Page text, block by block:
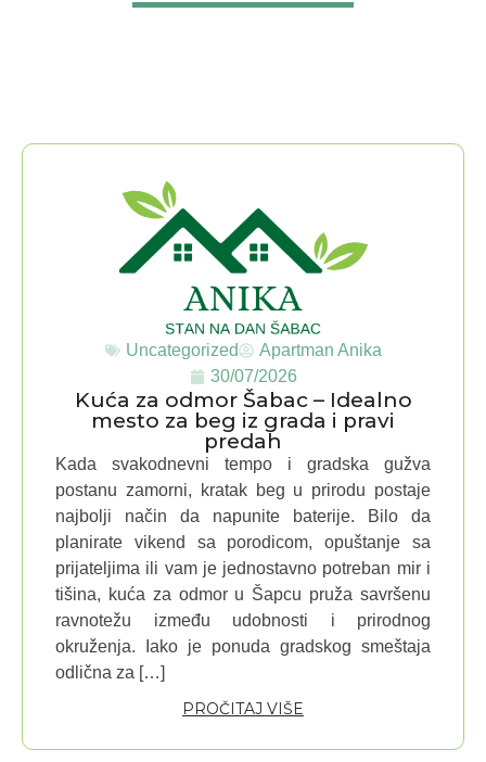
Uncategorized
Apartman Anika
30/07/2026
Kuća za odmor Šabac – Idealno
mesto za beg iz grada i pravi
predah
Kada svakodnevni tempo i gradska gužva
postanu zamorni, kratak beg u prirodu postaje
najbolji način da napunite baterije. Bilo da
planirate vikend sa porodicom, opuštanje sa
prijateljima ili vam je jednostavno potreban mir i
tišina, kuća za odmor u Šapcu pruža savršenu
ravnotežu između udobnosti i prirodnog
okruženja. Iako je ponuda gradskog smeštaja
odlična za […]
PROČITAJ VIŠE